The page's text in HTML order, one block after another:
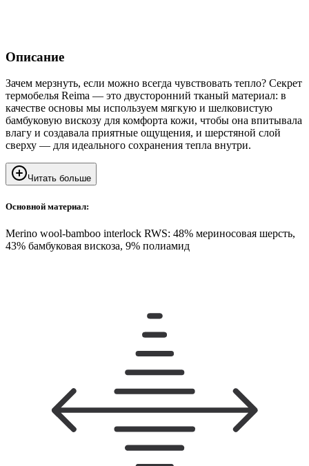
Описание
Зачем мерзнуть, если можно всегда чувствовать тепло? Секрет
термобелья Reima — это двусторонний тканый материал: в
качестве основы мы используем мягкую и шелковистую
бамбуковую вискозу для комфорта кожи, чтобы она впитывала
влагу и создавала приятные ощущения, и шерстяной слой
сверху — для идеального сохранения тепла внутри.
Читать больше
Основной материал:
Merino wool-bamboo interlock RWS: 48% мериносовая шерсть,
43% бамбуковая вискоза, 9% полиамид